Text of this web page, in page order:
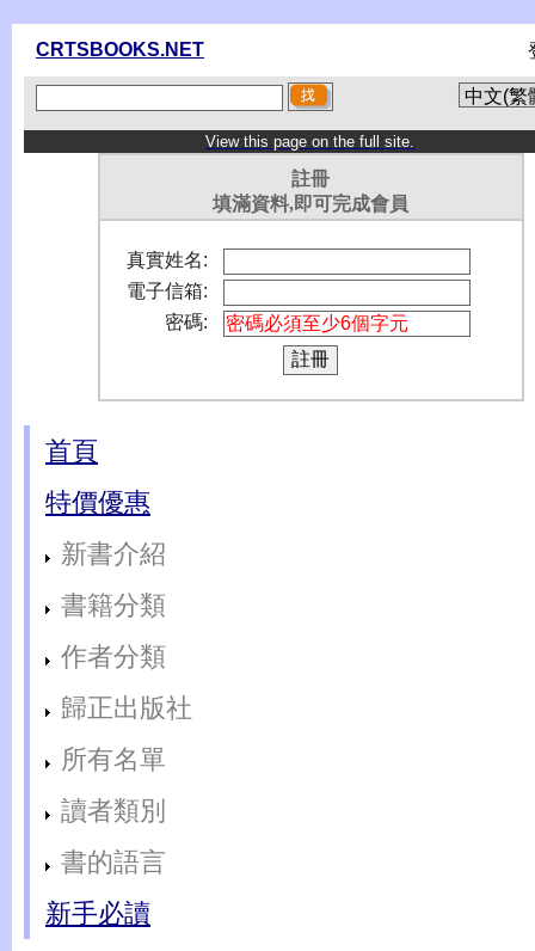
CRTSBOOKS.NET
View this page on the full site.
註冊
填滿資料,即可完成會員
真實姓名:
電子信箱:
密碼:
首頁
特價優惠
新書介紹
書籍分類
作者分類
歸正出版社
所有名單
讀者類別
書的語言
新手必讀